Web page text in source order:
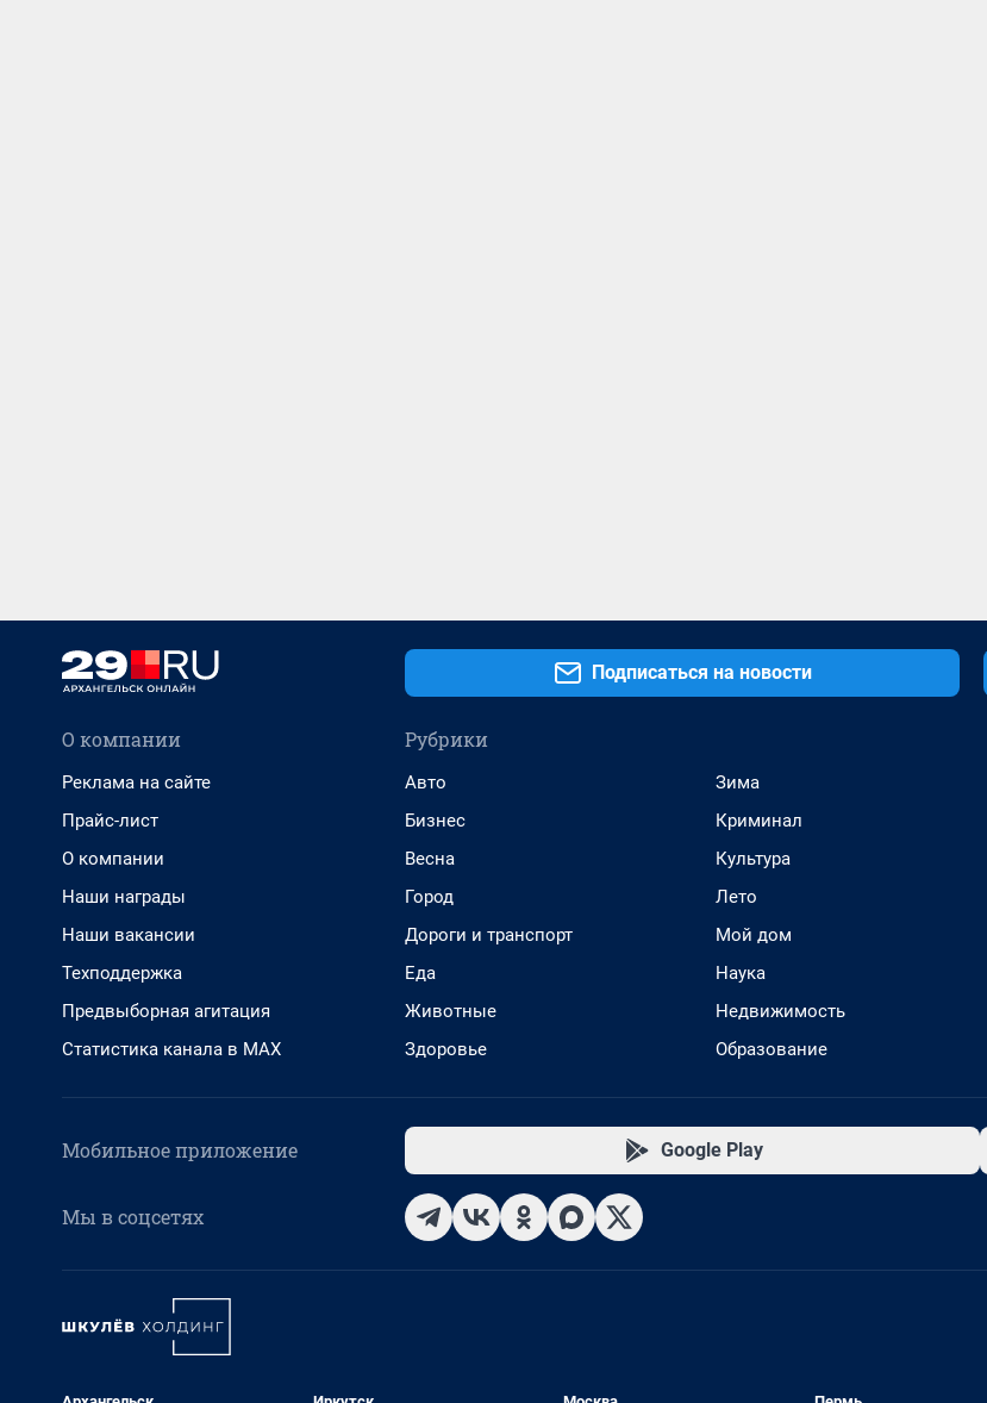
Подписаться на новости
О компании
Реклама на сайте
Прайс-лист
О компании
Наши награды
Наши вакансии
Техподдержка
Предвыборная агитация
Статистика канала в MAX
Рубрики
Авто
Бизнес
Весна
Город
Дороги и транспорт
Еда
Животные
Здоровье
Зима
Криминал
Культура
Лето
Мой дом
Наука
Недвижимость
Образование
Мобильное приложение Google Play
Мы в соцсетях